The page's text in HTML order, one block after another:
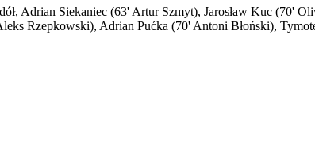
Adrian Siekaniec (63' Artur Szmyt), Jarosław Kuc (70'
Rzepkowski), Adrian Pućka (70' Antoni Błoński),